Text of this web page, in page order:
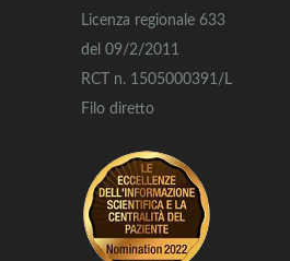
Licenza regionale 633
del 09/2/2011
RCT n. 1505000391/L
Filo diretto